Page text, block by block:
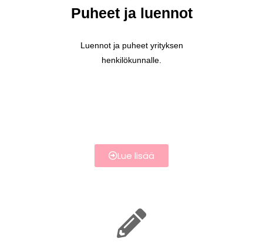
Puheet ja luennot
Luennot ja puheet yrityksen
henkilökunnalle.
Lue lisää